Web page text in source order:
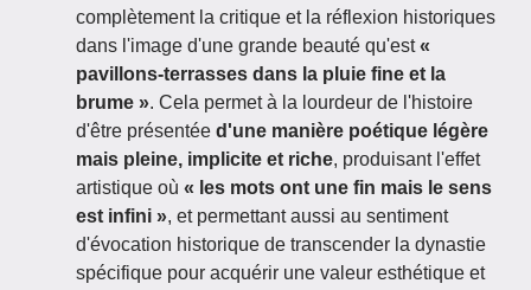
complètement la critique et la réflexion historiques
dans l'image d'une grande beauté qu'est«
pavillons-terrasses dans la pluie fine et la
brume ». Cela permet à la lourdeur de l'histoire
d'être présentée d'une manière poétique légère
mais pleine, implicite et riche, produisant l'effet
artistique où « les mots ont une fin mais le sens
est infini », et permettant aussi au sentiment
d'évocation historique de transcender la dynastie
spécifique pour acquérir une valeur esthétique et